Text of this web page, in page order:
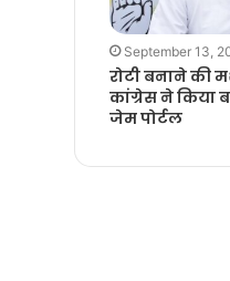
September 13,
रोटी बनाने की
कांग्रेस ने किया
जेम पोर्टल